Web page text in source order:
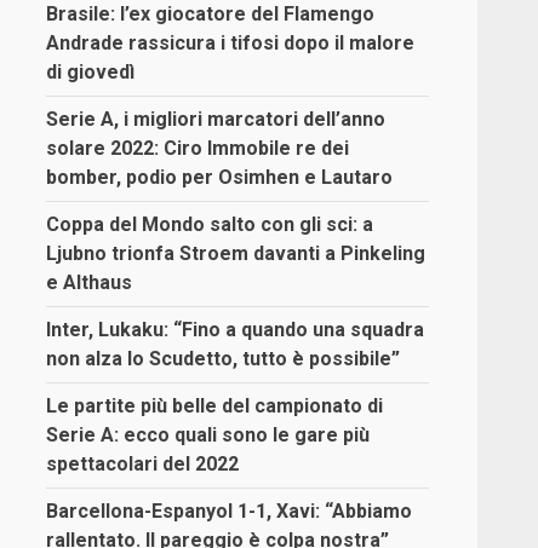
Brasile: l’ex giocatore del Flamengo
Andrade rassicura i tifosi dopo il malore
di giovedì
Serie A, i migliori marcatori dell’anno
solare 2022: Ciro Immobile re dei
bomber, podio per Osimhen e Lautaro
Coppa del Mondo salto con gli sci: a
Ljubno trionfa Stroem davanti a Pinkeling
e Althaus
Inter, Lukaku: “Fino a quando una squadra
non alza lo Scudetto, tutto è possibile”
Le partite più belle del campionato di
Serie A: ecco quali sono le gare più
spettacolari del 2022
Barcellona-Espanyol 1-1, Xavi: “Abbiamo
rallentato. Il pareggio è colpa nostra”